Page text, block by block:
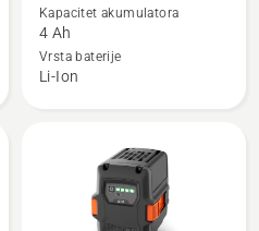
Aspire™
P4A
Kapacitet akumulatora
4 Ah
Vrsta baterije
Li-Ion